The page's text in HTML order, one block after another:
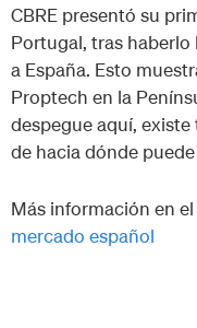
CBRE presentó su
Portugal, tras
a España. Esto
Proptech en la
despegue aquí,
de hacia dónde puede
Más información en
mercado español